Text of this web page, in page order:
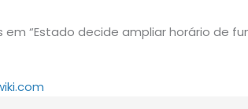
em “Estado decide ampliar horário de